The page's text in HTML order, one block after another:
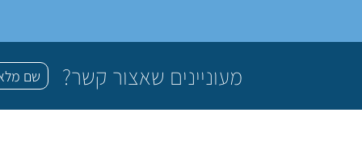
מעוניינים שאצור קשר?